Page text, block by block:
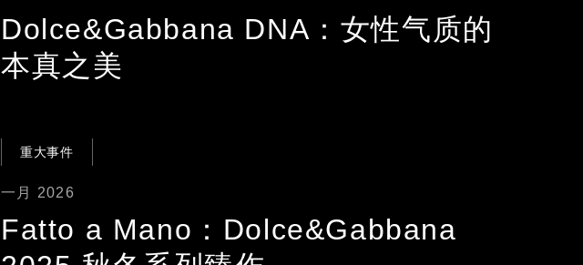
Dolce&Gabbana DNA：女性气质的
本真之美
重大事件
一月 2026
Fatto a Mano：Dolce&Gabbana